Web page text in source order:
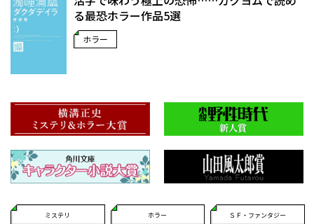
る最恐ホラー作品5選
ホラー
ミステリ ホラー ＳＦ・ファンタジー